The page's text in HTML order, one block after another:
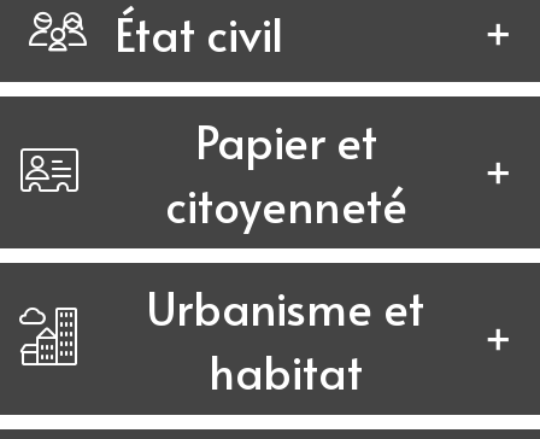
État civil
Papier et
citoyenneté
Urbanisme et
habitat